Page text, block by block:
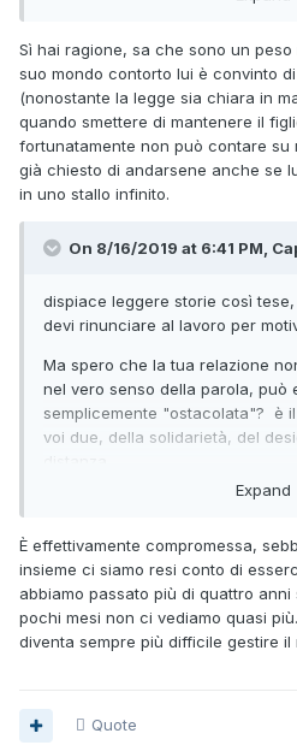
Mi pare però una di quelle
ad un prestito d'emergenza
insomma parenti dalla parte di
sensibilizzati sulla situazione,
di dover sfasciare la famiglia,
Sì hai ragione, sa che sono un
suo mondo contorto lui è convinto
(nonostante la legge sia chiara in
quando smettere di mantenere il
fortunatamente non può contare su
già chiesto di andarsene anche se
in uno stallo infinito.
On 8/16/2019 at 6:41 PM,
dispiace leggere storie così
devi rinunciare al lavoro per
Ma spero che la tua relazione
nel vero senso della parola, può
semplicemente "ostacolata"? è
voi due, della solidarietà, del
Expand
È effettivamente compromessa,
insieme ci siamo resi conto di
abbiamo passato più di quattro
pochi mesi non ci vediamo quasi
diventa sempre più difficile gestire il
Quote